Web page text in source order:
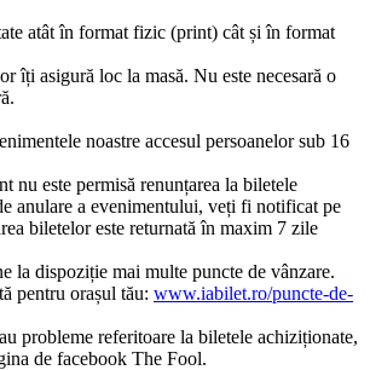
atât în format fizic (print) cât și în format
îți asigură loc la masă. Nu este necesară o
noastre accesul persoanelor sub 16
nu este permisă renunțarea la biletele
anulare a evenimentului, veți fi notificat pe
biletelor este returnată în maxim 7 zile
la dispoziție mai multe puncte de vânzare.
pentru orașul tău: www.iabilet.ro/puncte-de-
probleme referitoare la biletele achiziționate,
de facebook The Fool.